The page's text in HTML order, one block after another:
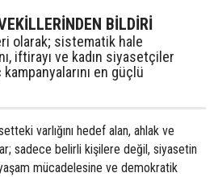
BİLDİRİ
olarak; sistematik hale
iftirayı ve kadın siyasetçiler
en güçlü
varlığını hedef alan, ahlak ve
sadece belirli kişilere değil, siyasetin
mücadelesine ve demokratik